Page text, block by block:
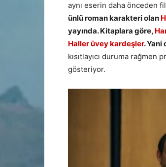
aynı eserin daha önceden
ünlü roman karakteri olan
yayında. Kitaplara göre,
Haller üvey kardeşler. Yani
kısıtlayıcı duruma rağmen
gösteriyor.